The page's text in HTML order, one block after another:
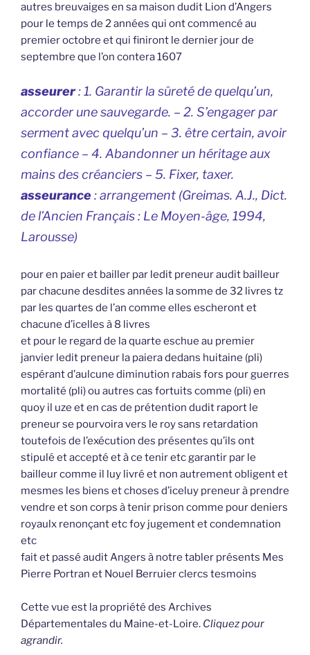
autres breuvaiges en sa maison dudit Lion d’Angers
pour le temps de 2 années qui ont commencé au
premier octobre et qui finiront le dernier jour de
septembre que l’on contera 1607
asseurer: 1. Garantir la sûreté de quelqu’un,
accorder une sauvegarde. – 2. S’engager par
serment avec quelqu’un – 3. être certain, avoir
confiance – 4. Abandonner un héritage aux
mains des créanciers – 5. Fixer, taxer.
asseurance: arrangement (Greimas. A.J., Dict.
de l’Ancien Français : Le Moyen-âge, 1994,
Larousse)
pour en paier et bailler par ledit preneur audit bailleur
par chacune desdites années la somme de 32 livres tz
par les quartes de l’an comme elles escheront et
chacune d’icelles à 8 livres
et pour le regard de la quarte eschue au premier
janvier ledit preneur la paiera dedans huitaine (pli)
espérant d’aulcune diminution rabais fors pour guerres
mortalité (pli) ou autres cas fortuits comme (pli) en
quoy il uze et en cas de prétention dudit raport le
preneur se pourvoira vers le roy sans retardation
toutefois de l’exécution des présentes qu’ils ont
stipulé et accepté et à ce tenir etc garantir par le
bailleur comme il luy livré et non autrement obligent et
mesmes les biens et choses d’iceluy preneur à prendre
vendre et son corps à tenir prison comme pour deniers
royaulx renonçant etc foy jugement et condemnation
etc
fait et passé audit Angers à notre tabler présents Mes
Pierre Portran et Nouel Berruier clercs tesmoins
Cette vue est la propriété des Archives
Départementales du Maine-et-Loire. Cliquez pour
agrandir.